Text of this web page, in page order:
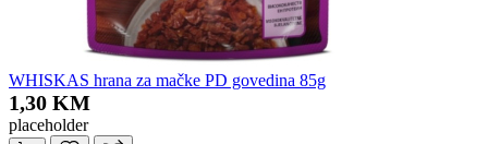
WHISKAS hrana za mačke PD govedina 85g
1,30 KM
placeholder